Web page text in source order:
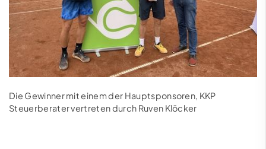
Die Gewinner mit einem der Hauptsponsoren, KKP
Steuerberater vertreten durch Ruven Klöcker